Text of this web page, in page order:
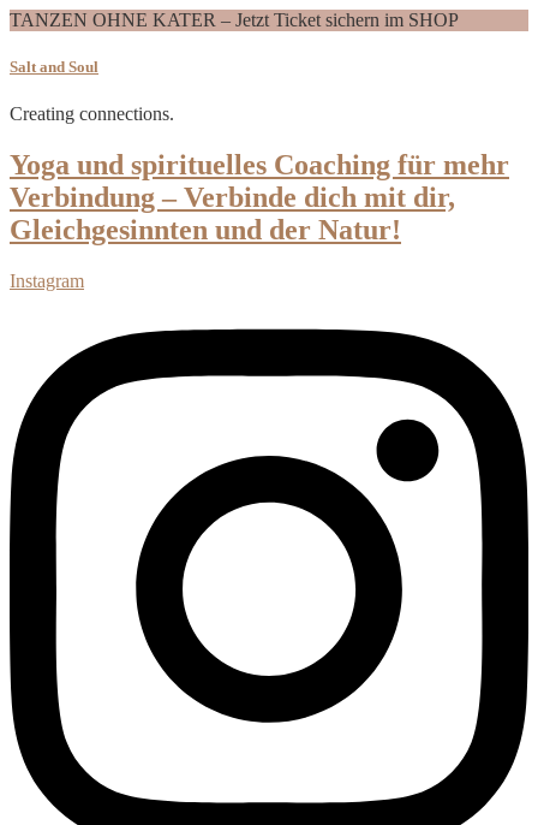
TANZEN OHNE KATER – Jetzt Ticket sichern im SHOP
Salt and Soul
Creating connections.
Yoga und spirituelles Coaching für mehr
Verbindung – Verbinde dich mit dir,
Gleichgesinnten und der Natur!
Instagram